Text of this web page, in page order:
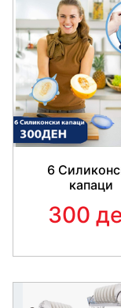
6
капаци
300